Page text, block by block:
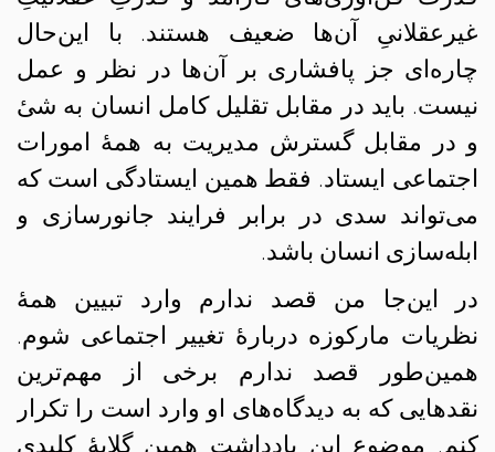
غیرعقلانیِ آن‌ها ضعیف هستند. با این‌حال
چاره‌ای جز پافشاری بر آن‌ها در نظر و عمل
نیست. باید در مقابل تقلیل کامل انسان به شیٔ
و در مقابل گسترش مدیریت به همهٔ امورات
اجتماعی ایستاد. فقط همین ایستادگی است که
می‌تواند سدی در برابر فرایند جانورسازی و
ابله‌سازی انسان باشد.
در این‌جا من قصد ندارم وارد تبیین همهٔ
نظریات مارکوزه دربارهٔ تغییر اجتماعی شوم.
همین‌طور قصد ندارم برخی از مهم‌ترین
نقدهایی که به دیدگاه‌های او وارد است را تکرار
کنم. موضوع این یادداشت همین گلایهٔ کلیدی